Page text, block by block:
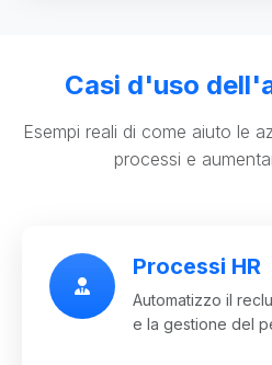
Casi d'uso
Esempi reali di come aiuto le
processi e
Processi HR
Automatizzo il
e la gestione del